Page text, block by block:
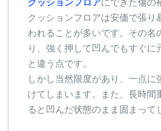
クッションフロアにできた傷の
クッションフロアは安価で張り
われることが多いです。その名
り、強く押して凹んでもすぐ
と違う点です。
しかし当然限度があり、一点に
けてしまいます。また、長時間
ると凹んだ状態のまま固まって